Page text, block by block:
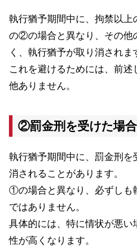
執行猶予期間中に、拘禁以
の②の場合と異なり、その他
く、執行猶予が取り消されま
これを避けるためには、前
他ありません。
②罰金刑を受けた場合
執行猶予期間中に、罰金刑を
消されることがあります。
①の場合と異なり、必ずしも
ではありません。
具体的には、特に情状が悪
性が高くなります。